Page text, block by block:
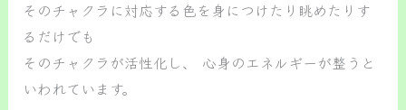
そのチャクラに対応する色を身につけたり眺めたりす
るだけでも
そのチャクラが活性化し、 心身のエネルギーが整うと
いわれています。